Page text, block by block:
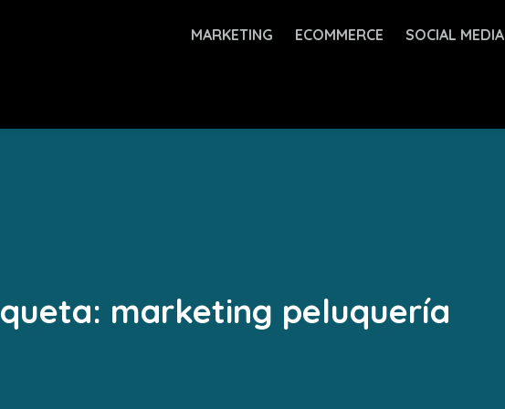
MARKETING ECOMMERCE SOCIAL MEDIA
marketing peluquería